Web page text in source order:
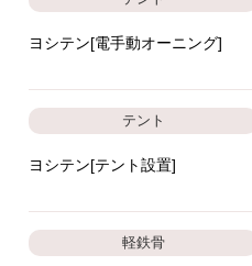
ヨシテン[電手動オーニング]
テント
ヨシテン[テント設置]
軽鉄骨